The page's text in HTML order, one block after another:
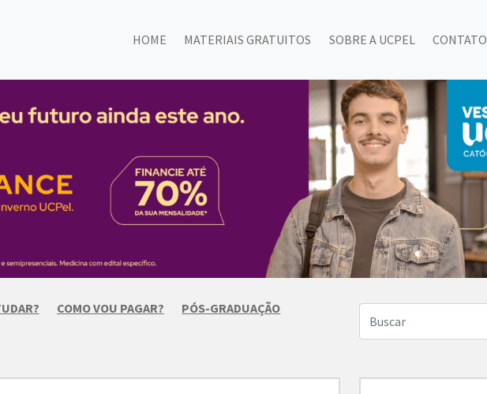
HOME MATERIAIS GRATUITOS SOBRE A UCPEL CONTATO
COMO VOU PAGAR? PÓS-GRADUAÇÃO